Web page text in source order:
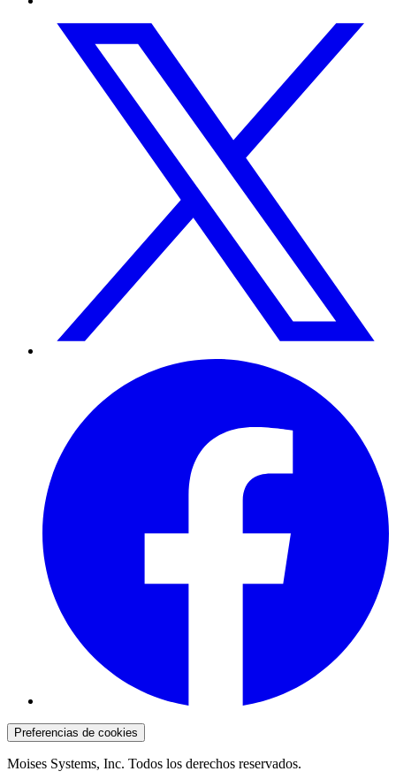
Preferencias de cookies
Moises Systems, Inc. Todos los derechos reservados.